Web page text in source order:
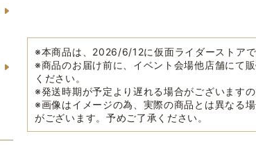
※本商品は、2026/6/12に仮面ライダーストアで
※商品のお届け前に、イベント会場他店舗にて
ください。
※発送時期が予定より遅れる場合がございますの
※画像はイメージの為、実際の商品とは異なる
がございます。予めご了承ください。